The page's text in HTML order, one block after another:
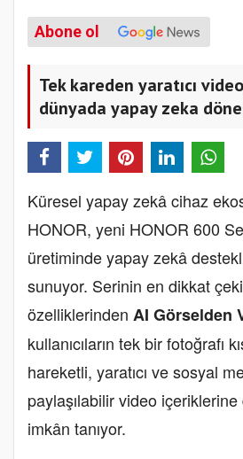
Abone ol
Tek kareden yaratıcı
dünyada yapay zeka
Küresel yapay zekâ cihaz
HONOR, yeni HONOR 600
üretiminde yapay zekâ
sunuyor. Serinin en dikkat
özelliklerinden AI Görselden
kullanıcıların tek bir fotoğrafı
hareketli, yaratıcı ve sosyal
paylaşılabilir video
imkân tanıyor.